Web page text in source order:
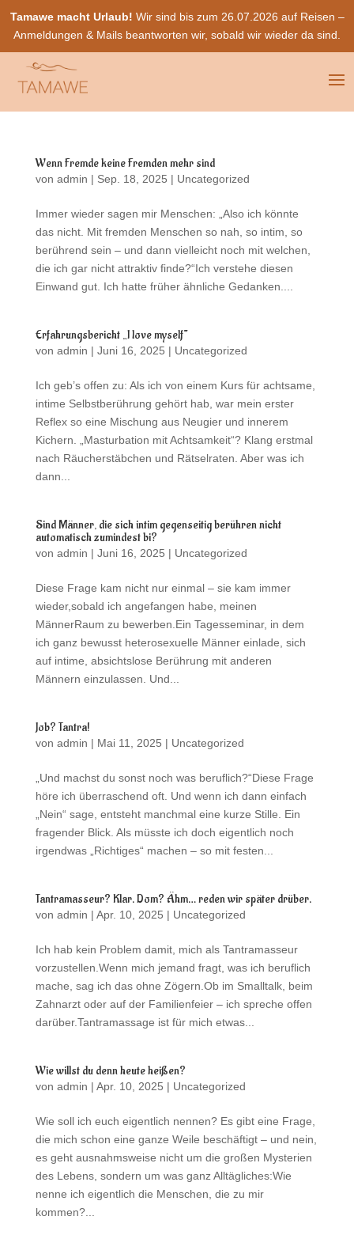
Tamawe macht Urlaub! Wir sind bis zum 26.07.2026 auf Reisen –
Anmeldungen & Mails beantworten wir, sobald wir wieder da sind.
Wenn Fremde keine Fremden mehr sind
von admin | Sep. 18, 2025 | Uncategorized
Immer wieder sagen mir Menschen: „Also ich könnte
das nicht. Mit fremden Menschen so nah, so intim, so
berührend sein – und dann vielleicht noch mit welchen,
die ich gar nicht attraktiv finde?“Ich verstehe diesen
Einwand gut. Ich hatte früher ähnliche Gedanken....
Erfahrungsbericht „I love myself“
von admin | Juni 16, 2025 | Uncategorized
Ich geb’s offen zu: Als ich von einem Kurs für achtsame,
intime Selbstberührung gehört hab, war mein erster
Reflex so eine Mischung aus Neugier und innerem
Kichern. „Masturbation mit Achtsamkeit“? Klang erstmal
nach Räucherstäbchen und Rätselraten. Aber was ich
dann...
Sind Männer, die sich intim gegenseitig berühren nicht
automatisch zumindest bi?
von admin | Juni 16, 2025 | Uncategorized
Diese Frage kam nicht nur einmal – sie kam immer
wieder,sobald ich angefangen habe, meinen
MännerRaum zu bewerben.Ein Tagesseminar, in dem
ich ganz bewusst heterosexuelle Männer einlade, sich
auf intime, absichtslose Berührung mit anderen
Männern einzulassen. Und...
Job? Tantra!
von admin | Mai 11, 2025 | Uncategorized
„Und machst du sonst noch was beruflich?“Diese Frage
höre ich überraschend oft. Und wenn ich dann einfach
„Nein“ sage, entsteht manchmal eine kurze Stille. Ein
fragender Blick. Als müsste ich doch eigentlich noch
irgendwas „Richtiges“ machen – so mit festen...
Tantramasseur? Klar. Dom? Ähm… reden wir später drüber.
von admin | Apr. 10, 2025 | Uncategorized
Ich hab kein Problem damit, mich als Tantramasseur
vorzustellen.Wenn mich jemand fragt, was ich beruflich
mache, sag ich das ohne Zögern.Ob im Smalltalk, beim
Zahnarzt oder auf der Familienfeier – ich spreche offen
darüber.Tantramassage ist für mich etwas...
Wie willst du denn heute heißen?
von admin | Apr. 10, 2025 | Uncategorized
Wie soll ich euch eigentlich nennen? Es gibt eine Frage,
die mich schon eine ganze Weile beschäftigt – und nein,
es geht ausnahmsweise nicht um die großen Mysterien
des Lebens, sondern um was ganz Alltägliches:Wie
nenne ich eigentlich die Menschen, die zu mir
kommen?...